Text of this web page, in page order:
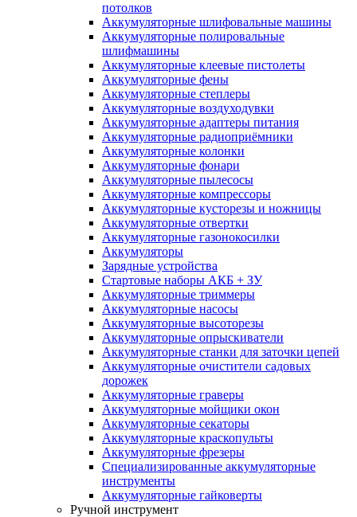
потолков
Аккумуляторные шлифовальные машины
Аккумуляторные полировальные
шлифмашины
Аккумуляторные клеевые пистолеты
Аккумуляторные фены
Аккумуляторные степлеры
Аккумуляторные воздуходувки
Аккумуляторные адаптеры питания
Аккумуляторные радиоприёмники
Аккумуляторные колонки
Аккумуляторные фонари
Аккумуляторные пылесосы
Аккумуляторные компрессоры
Аккумуляторные кусторезы и ножницы
Аккумуляторные отвертки
Аккумуляторные газонокосилки
Аккумуляторы
Зарядные устройства
Стартовые наборы АКБ + ЗУ
Аккумуляторные триммеры
Аккумуляторные насосы
Аккумуляторные высоторезы
Аккумуляторные опрыскиватели
Аккумуляторные станки для заточки цепей
Аккумуляторные очистители садовых
дорожек
Аккумуляторные граверы
Аккумуляторные мойщики окон
Аккумуляторные секаторы
Аккумуляторные краскопульты
Аккумуляторные фрезеры
Специализированные аккумуляторные
инструменты
Аккумуляторные гайковерты
Ручной инструмент